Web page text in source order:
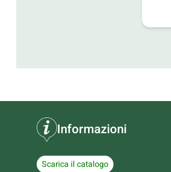
Informazioni
Scarica il catalogo